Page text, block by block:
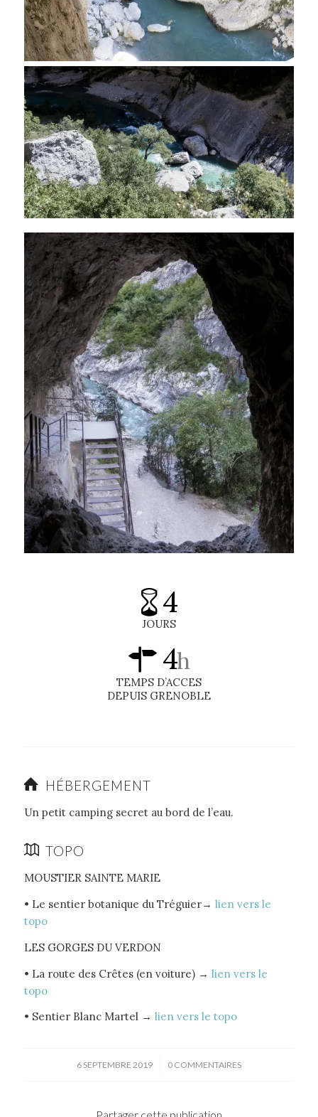
4
JOURS
4h
TEMPS D’ACCES
DEPUIS GRENOBLE
HÉBERGEMENT
Un petit camping secret au bord de l’eau.
TOPO
MOUSTIER SAINTE MARIE
• Le sentier botanique du Tréguier→ lien vers le
topo
LES GORGES DU VERDON
• La route des Crêtes (en voiture) → lien vers le
topo
• Sentier Blanc Martel → lien vers le topo
6 SEPTEMBRE 2019
/ 0 COMMENTAIRES